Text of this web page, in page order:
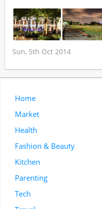
Sun, 5th Oct 2014
Home
Market
Health
Fashion & Beauty
Kitchen
Parenting
Tech